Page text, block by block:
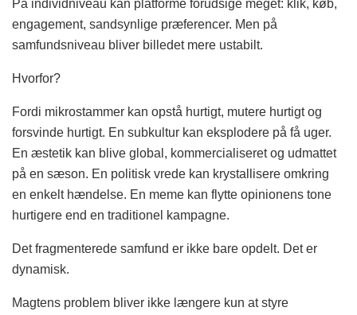
På individniveau kan platforme forudsige meget: klik, køb,
engagement, sandsynlige præferencer. Men på
samfundsniveau bliver billedet mere ustabilt.
Hvorfor?
Fordi mikrostammer kan opstå hurtigt, mutere hurtigt og
forsvinde hurtigt. En subkultur kan eksplodere på få uger.
En æstetik kan blive global, kommercialiseret og udmattet
på en sæson. En politisk vrede kan krystallisere omkring
en enkelt hændelse. En meme kan flytte opinionens tone
hurtigere end en traditionel kampagne.
Det fragmenterede samfund er ikke bare opdelt. Det er
dynamisk.
Magtens problem bliver ikke længere kun at styre